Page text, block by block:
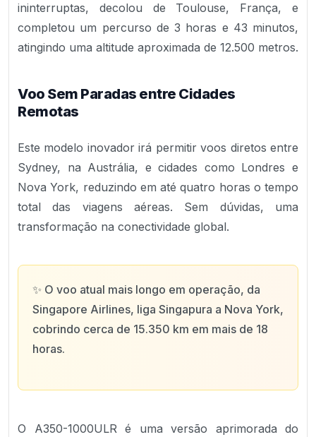
ininterruptas, decolou de Toulouse, França, e
completou um percurso de 3 horas e 43 minutos,
atingindo uma altitude aproximada de 12.500 metros.
Voo Sem Paradas entre Cidades
Remotas
Este modelo inovador irá permitir voos diretos entre
Sydney, na Austrália, e cidades como Londres e
Nova York, reduzindo em até quatro horas o tempo
total das viagens aéreas. Sem dúvidas, uma
transformação na conectividade global.
✨ O voo atual mais longo em operação, da
Singapore Airlines, liga Singapura a Nova York,
cobrindo cerca de 15.350 km em mais de 18
horas.
O A350-1000ULR é uma versão aprimorada do